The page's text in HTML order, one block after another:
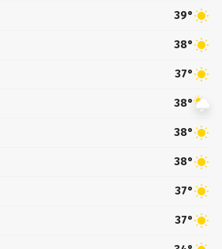
39°
38°
37°
38°
38°
38°
37°
37°